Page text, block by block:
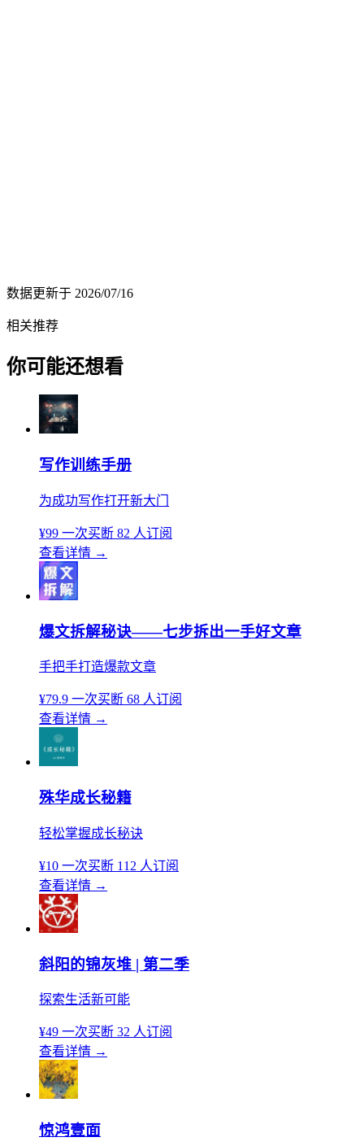
数据更新于 2026/07/16
相关推荐
你可能还想看
写作训练手册
为成功写作打开新大门
¥99 一次买断 82 人订阅
查看详情 →
爆文拆解秘诀——七步拆出一手好文章
手把手打造爆款文章
¥79.9 一次买断 68 人订阅
查看详情 →
殊华成长秘籍
轻松掌握成长秘诀
¥10 一次买断 112 人订阅
查看详情 →
斜阳的锦灰堆 | 第二季
探索生活新可能
¥49 一次买断 32 人订阅
查看详情 →
惊鸿壹面